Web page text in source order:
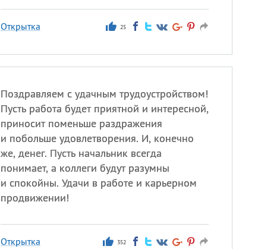
Открытка 25
Поздравляем с удачным трудоустройством!
Пусть работа будет приятной и интересной,
приносит поменьше раздражения
и побольше удовлетворения. И, конечно
же, денег. Пусть начальник всегда
понимает, а коллеги будут разумны
и спокойны. Удачи в работе и карьерном
продвижении!
Открытка 352